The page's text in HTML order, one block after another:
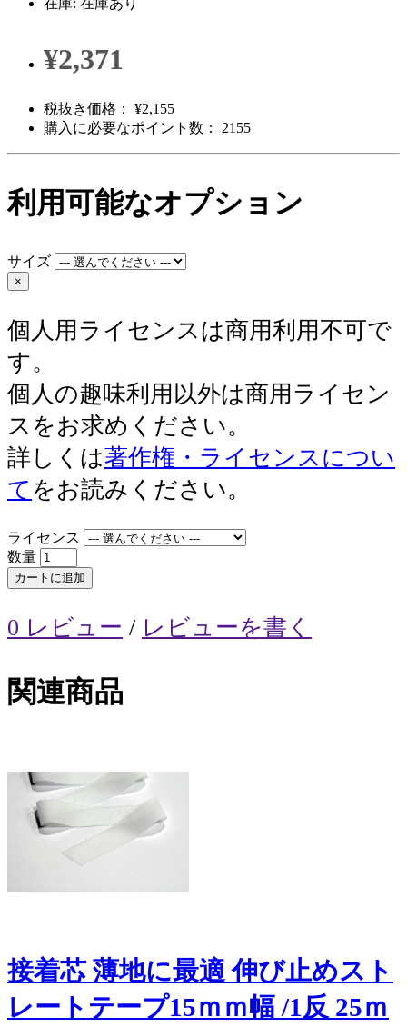
¥2,371
税抜き価格： ¥2,155
購入に必要なポイント数： 2155
利用可能なオプション
サイズ
×
個人用ライセンスは商用利用不可で
す。
個人の趣味利用以外は商用ライセン
スをお求めください。
詳しくは著作権・ライセンスについ
て をお読みください。
ライセンス
数量
カートに追加
0 レビュー / レビューを書く
関連商品
接着芯 薄地に最適 伸び止めスト
レートテープ15ｍｍ幅 /1反 25ｍ